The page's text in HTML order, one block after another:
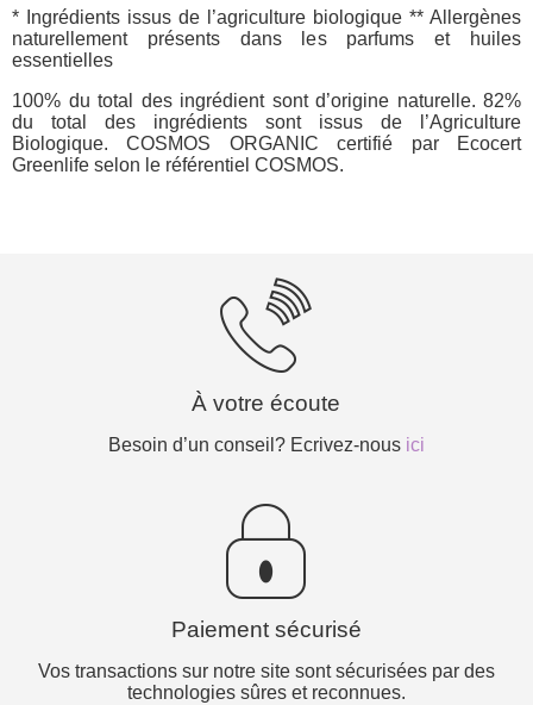
* Ingrédients issus de l’agriculture biologique ** Allergènes
naturellement présents dans les parfums et huiles
essentielles
100% du total des ingrédient sont d’origine naturelle. 82%
du total des ingrédients sont issus de l’Agriculture
Biologique. COSMOS ORGANIC certifié par Ecocert
Greenlife selon le référentiel COSMOS.
À votre écoute
Besoin d’un conseil? Ecrivez-nous ici
Paiement sécurisé
Vos transactions sur notre site sont sécurisées par des
technologies sûres et reconnues.